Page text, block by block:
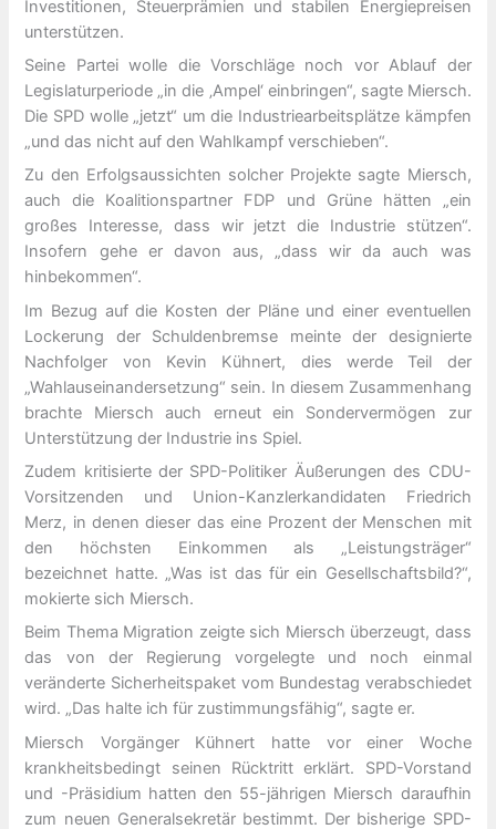
Investitionen, Steuerprämien und stabilen Energiepreisen
unterstützen.
Seine Partei wolle die Vorschläge noch vor Ablauf der
Legislaturperiode „in die ‚Ampel‘ einbringen“, sagte Miersch.
Die SPD wolle „jetzt“ um die Industriearbeitsplätze kämpfen
„und das nicht auf den Wahlkampf verschieben“.
Zu den Erfolgsaussichten solcher Projekte sagte Miersch,
auch die Koalitionspartner FDP und Grüne hätten „ein
großes Interesse, dass wir jetzt die Industrie stützen“.
Insofern gehe er davon aus, „dass wir da auch was
hinbekommen“.
Im Bezug auf die Kosten der Pläne und einer eventuellen
Lockerung der Schuldenbremse meinte der designierte
Nachfolger von Kevin Kühnert, dies werde Teil der
„Wahlauseinandersetzung“ sein. In diesem Zusammenhang
brachte Miersch auch erneut ein Sondervermögen zur
Unterstützung der Industrie ins Spiel.
Zudem kritisierte der SPD-Politiker Äußerungen des CDU-
Vorsitzenden und Union-Kanzlerkandidaten Friedrich
Merz, in denen dieser das eine Prozent der Menschen mit
den höchsten Einkommen als „Leistungsträger“
bezeichnet hatte. „Was ist das für ein Gesellschaftsbild?“,
mokierte sich Miersch.
Beim Thema Migration zeigte sich Miersch überzeugt, dass
das von der Regierung vorgelegte und noch einmal
veränderte Sicherheitspaket vom Bundestag verabschiedet
wird. „Das halte ich für zustimmungsfähig“, sagte er.
Miersch Vorgänger Kühnert hatte vor einer Woche
krankheitsbedingt seinen Rücktritt erklärt. SPD-Vorstand
und -Präsidium hatten den 55-jährigen Miersch daraufhin
zum neuen Generalsekretär bestimmt. Der bisherige SPD-